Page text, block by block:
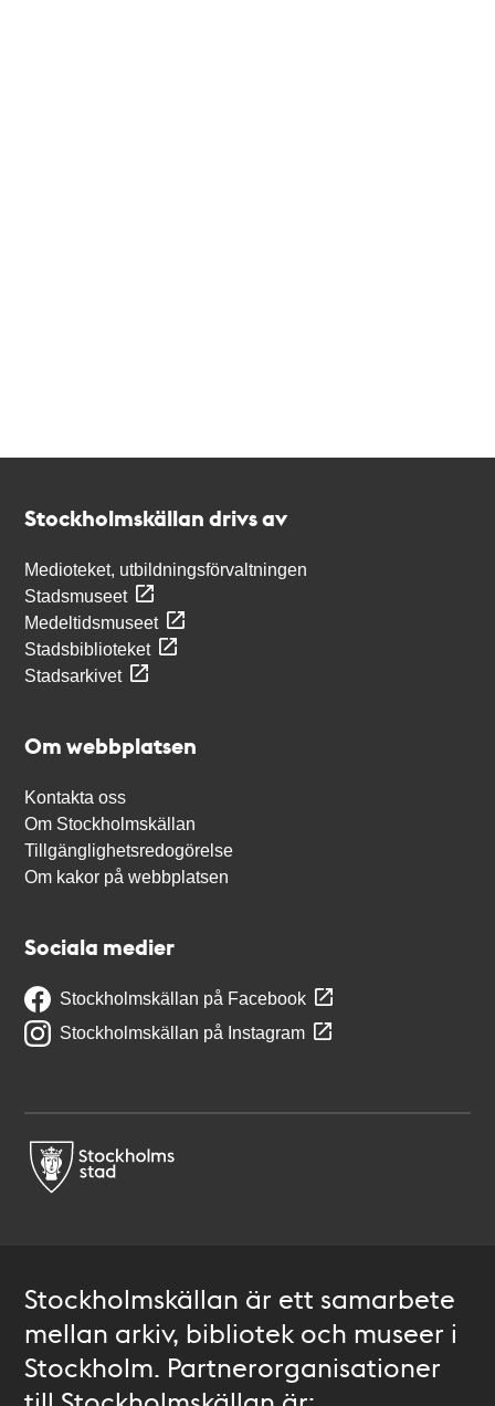
Stockholmskällan drivs av
Medioteket, utbildningsförvaltningen
Stadsmuseet
Medeltidsmuseet
Stadsbiblioteket
Stadsarkivet
Om webbplatsen
Kontakta oss
Om Stockholmskällan
Tillgänglighetsredogörelse
Om kakor på webbplatsen
Sociala medier
Stockholmskällan på Facebook
Stockholmskällan på Instagram
Stockholmskällan är ett samarbete
mellan arkiv, bibliotek och museer i
Stockholm. Partnerorganisationer